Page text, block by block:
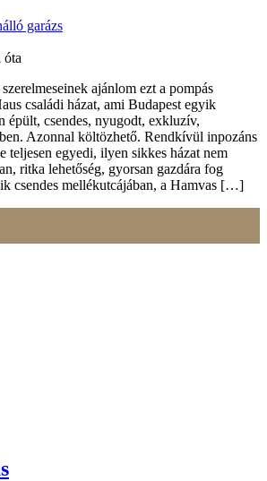
garázs
óta
ajánlom ezt a pompás
családi házat, ami Budapest egyik
épült, csendes, nyugodt, exkluzív,
Azonnal költözhető. Rendkívül inpozáns
teljesen egyedi, ilyen sikkes házat nem
ritka lehetőség, gyorsan gazdára fog
csendes mellékutcájában, a Hamvas […]